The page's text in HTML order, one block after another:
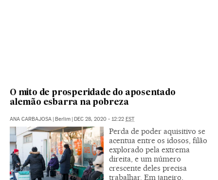
O mito de prosperidade do aposentado
alemão esbarra na pobreza
ANA CARBAJOSA | Berlim | DEC 28, 2020 - 12:22 EST
Perda de poder aquisitivo se
acentua entre os idosos, filão
explorado pela extrema
direita, e um número
crescente deles precisa
trabalhar. Em janeiro,